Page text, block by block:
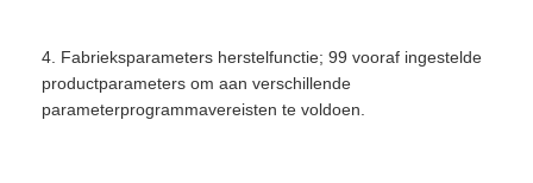
4. Fabrieksparameters herstelfunctie; 99 vooraf ingestelde
productparameters om aan verschillende
parameterprogrammavereisten te voldoen.